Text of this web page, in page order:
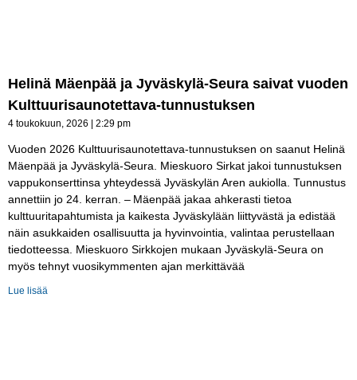
Helinä Mäenpää ja Jyväskylä-​Seura saivat vuoden
Kulttuurisaunotettava-​tunnustuksen
4 toukokuun, 2026 2:29 pm
Vuoden 2026 Kulttuurisaunotettava-tunnustuksen on saanut Helinä
Mäenpää ja Jyväskylä-Seura. Mieskuoro Sirkat jakoi tunnustuksen
vappukonserttinsa yhteydessä Jyväskylän Aren aukiolla. Tunnustus
annettiin jo 24. kerran. – Mäenpää jakaa ahkerasti tietoa
kulttuuritapahtumista ja kaikesta Jyväskylään liittyvästä ja edistää
näin asukkaiden osallisuutta ja hyvinvointia, valintaa perustellaan
tiedotteessa. Mieskuoro Sirkkojen mukaan Jyväskylä-Seura on
myös tehnyt vuosikymmenten ajan merkittävää
Lue lisää